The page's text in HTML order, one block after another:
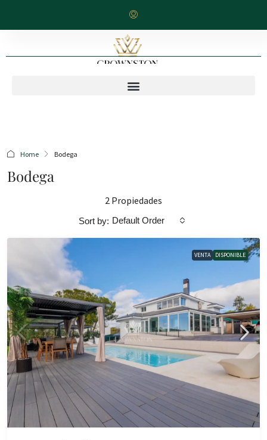
Home Bodega
Bodega
2 Propiedades
Sort by: Default Order
VENTA DISPONIBLE